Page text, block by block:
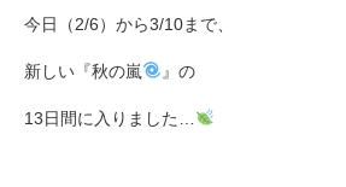
今日（2/6）から3/10まで、
新しい『秋の嵐 』の
13日間に入りました…